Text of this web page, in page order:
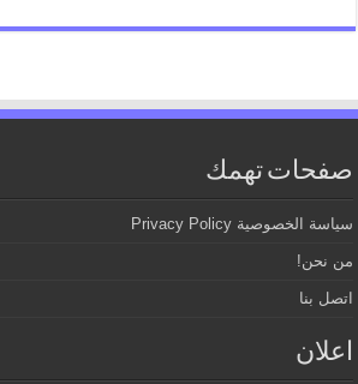
صفحات تهمك
سياسة الخصوصية Privacy Policy
من نحن!
اتصل بنا
اعلان